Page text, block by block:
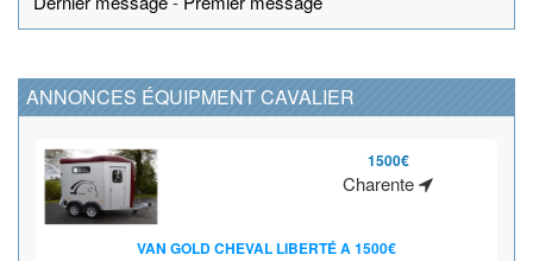
ANNONCES ÉQUIPMENT CAVALIER
1500€
Charente
VAN GOLD CHEVAL LIBERTÉ A 1500€